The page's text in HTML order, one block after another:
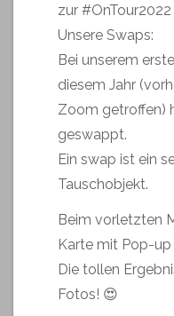
zur #OnTour2022
Unsere Swaps:
Bei unserem
diesem Jahr
Zoom getroffen)
geswappt.
Ein swap ist ein
Tauschobjekt.
Beim vorletzten
Karte mit Pop-
Die tollen
Fotos! 😍